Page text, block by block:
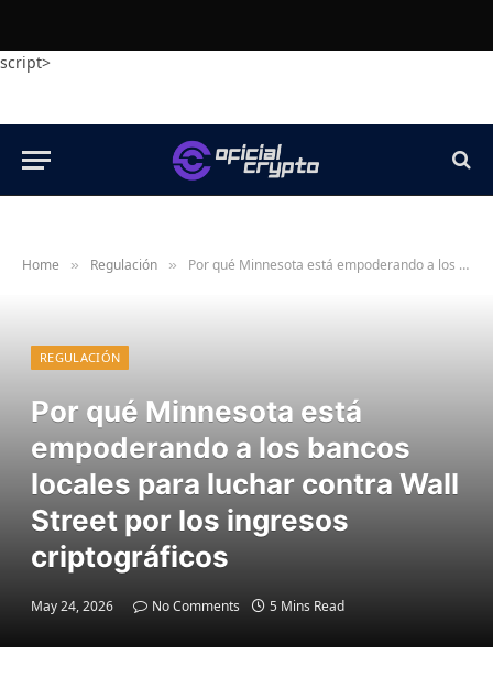
script>
Home » Regulación » Por qué Minnesota está empoderando a los bancos locales para luchar contra Wall Street por los ingresos criptográficos
REGULACIÓN
Por qué Minnesota está
empoderando a los bancos
locales para luchar contra Wall
Street por los ingresos
criptográficos
May 24, 2026 No Comments 5 Mins Read